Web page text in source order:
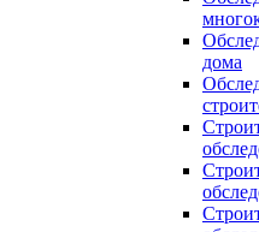
дома